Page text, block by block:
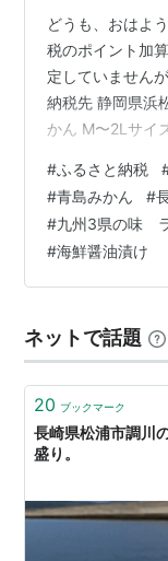
どうも、おはよ
税のポイント加
定していません
納税先 静岡県浜
かん M〜2Lサイ
ーター＞九州3県
納税】《 内容量
け 胡麻さば 天然
ープ 今回はいつ
用しました。 納
#ふるさと納税
#青島みかん #
#九州3県の味
#海鮮醤油漬け
ネットで話題
20 ブックマーク
長崎県松浦市調川
盛り。